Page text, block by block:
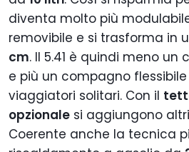
diventa molto più
removibile e si trasforma in
cm. Il 5.41 è quindi meno
e più un compagno
viaggiatori solitari. Con il
opzionale si aggiungono altri
Coerente anche la tecnica